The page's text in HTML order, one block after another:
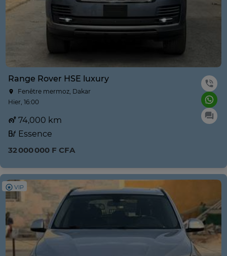
Range Rover HSE luxury
Fenêtre mermoz, Dakar
Hier, 16:00
74,000 km
Essence
32 000 000 F CFA
VIP